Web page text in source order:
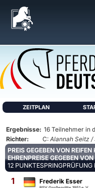
ZEITPLAN
Ergebnisse: 16 Teilnehmer in
Richter:
C: Alannah Seitz /
PREIS GEGEBEN VON
EHRENPREISE GEGEBEN
12 PUNKTESPRINGPRÜFUNG
1 Frederik Esser